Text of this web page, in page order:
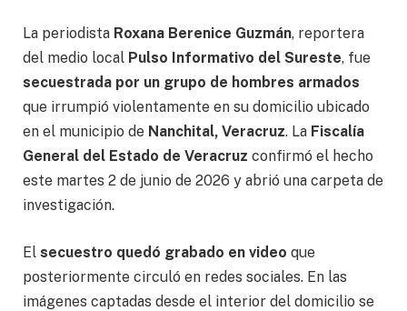
La periodista Roxana Berenice Guzmán, reportera
del medio local Pulso Informativo del Sureste, fue
secuestrada por un grupo de hombres armados
que irrumpió violentamente en su domicilio ubicado
en el municipio de Nanchital, Veracruz. La Fiscalía
General del Estado de Veracruz confirmó el hecho
este martes 2 de junio de 2026 y abrió una carpeta de
investigación.
El secuestro quedó grabado en video que
posteriormente circuló en redes sociales. En las
imágenes captadas desde el interior del domicilio se